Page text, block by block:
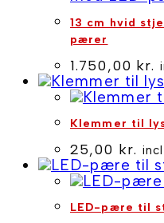
13 cm hvid
pærer
1.750,00 kr.
Klemmer til
25,00 kr.
LED-pære til